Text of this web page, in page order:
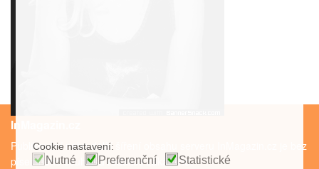
InMagazin.cz
Publikování nebo další šíření obsahu serveru InMagazin.cz je bez
písemného souhlasu redakce zakázáno.
Cookie nastavení:
Nutné Preferenční
Statistické